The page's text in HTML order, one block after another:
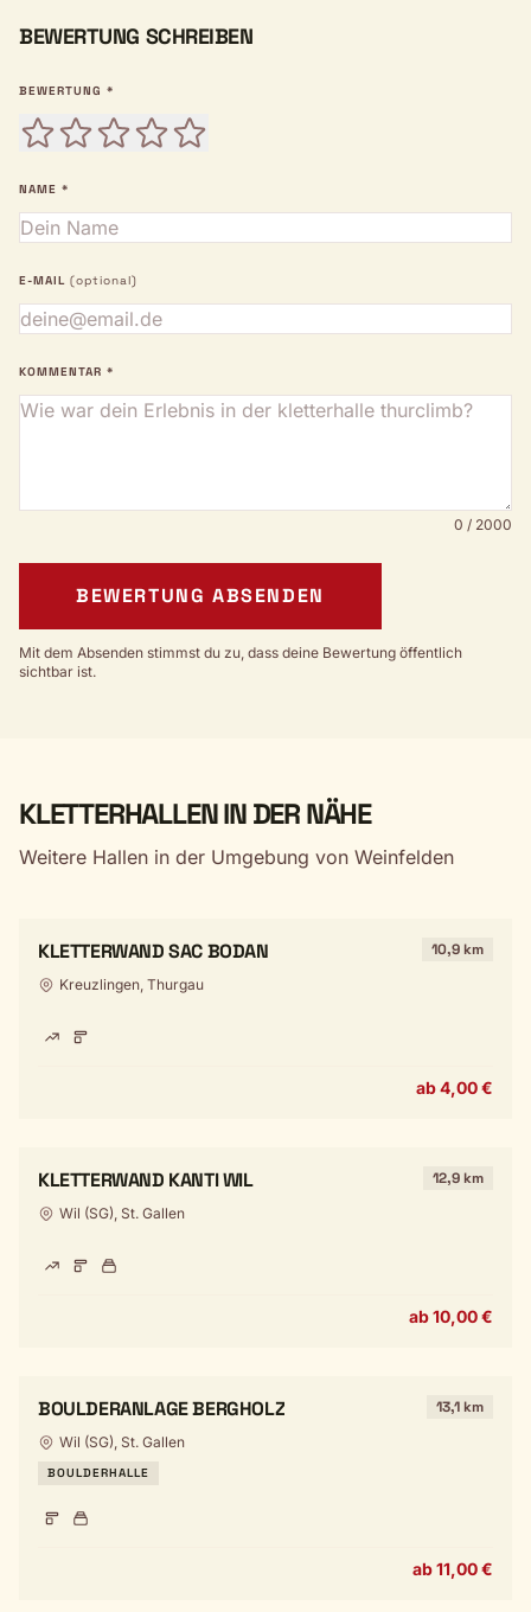
BEWERTUNG SCHREIBEN
BEWERTUNG *
NAME *
E-MAIL (optional)
KOMMENTAR *
0 / 2000
BEWERTUNG ABSENDEN
Mit dem Absenden stimmst du zu, dass deine Bewertung öffentlich
sichtbar ist.
KLETTERHALLEN IN DER NÄHE
Weitere Hallen in der Umgebung von Weinfelden
KLETTERWAND SAC BODAN 10,9 km
Kreuzlingen, Thurgau
ab 4,00 €
KLETTERWAND KANTI WIL 12,9 km
Wil (SG), St. Gallen
ab 10,00 €
BOULDERANLAGE BERGHOLZ 13,1 km
Wil (SG), St. Gallen
BOULDERHALLE
ab 11,00 €